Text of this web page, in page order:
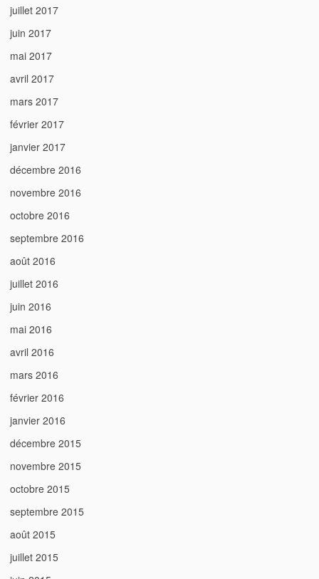
juillet 2017
juin 2017
mai 2017
avril 2017
mars 2017
février 2017
janvier 2017
décembre 2016
novembre 2016
octobre 2016
septembre 2016
août 2016
juillet 2016
juin 2016
mai 2016
avril 2016
mars 2016
février 2016
janvier 2016
décembre 2015
novembre 2015
octobre 2015
septembre 2015
août 2015
juillet 2015